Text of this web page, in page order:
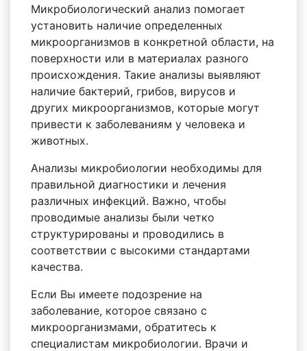
Микробиологический анализ помогает
установить наличие определенных
микроорганизмов в конкретной области, на
поверхности или в материалах разного
происхождения. Такие анализы выявляют
наличие бактерий, грибов, вирусов и
других микроорганизмов, которые могут
привести к заболеваниям у человека и
животных.
Анализы микробиологии необходимы для
правильной диагностики и лечения
различных инфекций. Важно, чтобы
проводимые анализы были четко
структурированы и проводились в
соответствии с высокими стандартами
качества.
Если Вы имеете подозрение на
заболевание, которое связано с
микроорганизмами, обратитесь к
специалистам микробиологии. Врачи и